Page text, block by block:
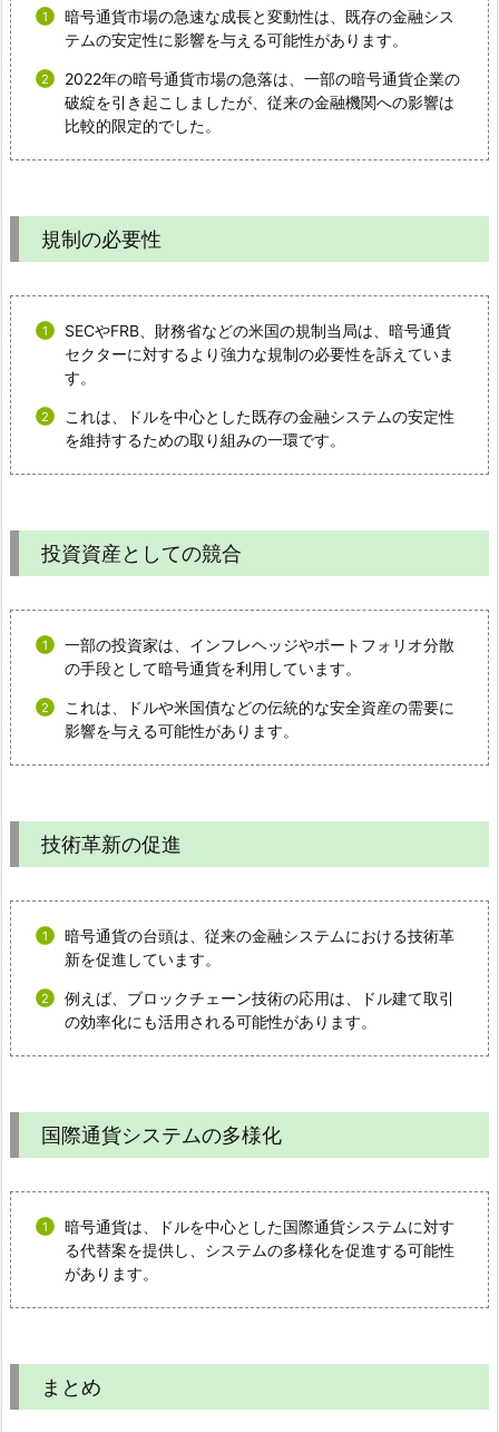
暗号通貨市場の急速な成長と変動性は、既存の金融シス
テムの安定性に影響を与える可能性があります。
2022年の暗号通貨市場の急落は、一部の暗号通貨企業の
破綻を引き起こしましたが、従来の金融機関への影響は
比較的限定的でした。
規制の必要性
SECやFRB、財務省などの米国の規制当局は、暗号通貨
セクターに対するより強力な規制の必要性を訴えていま
す。
これは、ドルを中心とした既存の金融システムの安定性
を維持するための取り組みの一環です。
投資資産としての競合
一部の投資家は、インフレヘッジやポートフォリオ分散
の手段として暗号通貨を利用しています。
これは、ドルや米国債などの伝統的な安全資産の需要に
影響を与える可能性があります。
技術革新の促進
暗号通貨の台頭は、従来の金融システムにおける技術革
新を促進しています。
例えば、ブロックチェーン技術の応用は、ドル建て取引
の効率化にも活用される可能性があります。
国際通貨システムの多様化
暗号通貨は、ドルを中心とした国際通貨システムに対す
る代替案を提供し、システムの多様化を促進する可能性
があります。
まとめ